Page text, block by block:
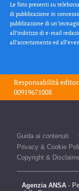
Le foto presenti su
di pubblicazione in
pubblicazione di
all’indirizzo di e-mail
all’accertamento ed
Responsabilità
00919671008
Guida ai contenuti
Privacy & Cookie
Copyright &
Agenzia ANSA -